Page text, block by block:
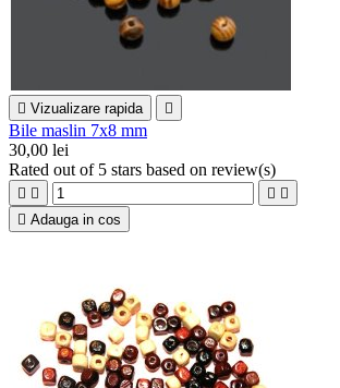
 Vizualizare rapida 
Bile maslin 7x8 mm
30,00 lei
Rated out of 5 stars based on review(s)
   
 Adauga in cos